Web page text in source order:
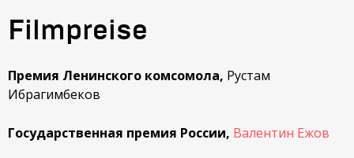
Filmpreise
Премия Ленинского комсомола, Рустам
Ибрагимбеков
Государственная премия России, Валентин Ежов